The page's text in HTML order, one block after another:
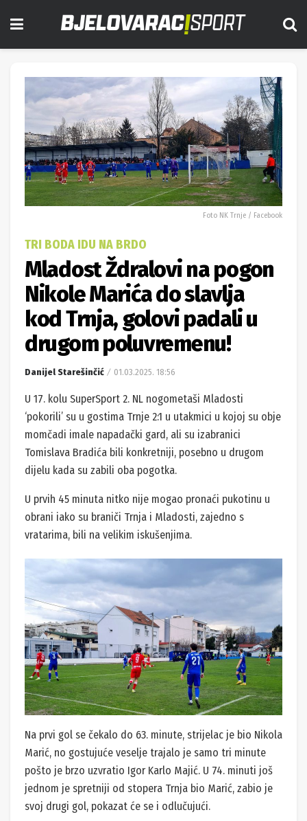
Foto NK Trnje / Facebook
TRI BODA IDU NA BRDO
Mladost Ždralovi na pogon
Nikole Marića do slavlja
kod Trnja, golovi padali u
drugom poluvremenu!
Danijel Starešinčić 01.03.2025. 18:56
U 17. kolu SuperSport 2. NL nogometaši Mladosti
‘pokorili’ su u gostima Trnje 2:1 u utakmici u kojoj su obje
momčadi imale napadački gard, ali su izabranici
Tomislava Bradića bili konkretniji, posebno u drugom
dijelu kada su zabili oba pogotka.
U prvih 45 minuta nitko nije mogao pronaći pukotinu u
obrani iako su braniči Trnja i Mladosti, zajedno s
vratarima, bili na velikim iskušenjima.
Na prvi gol se čekalo do 63. minute, strijelac je bio Nikola
Marić, no gostujuće veselje trajalo je samo tri minute
pošto je brzo uzvratio Igor Karlo Majić. U 74. minuti još
jednom je spretniji od stopera Trnja bio Marić, zabio je
svoj drugi gol, pokazat će se i odlučujući.